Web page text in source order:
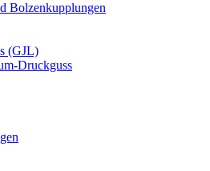
Bolzenkupplungen
(GJL)
Druckguss